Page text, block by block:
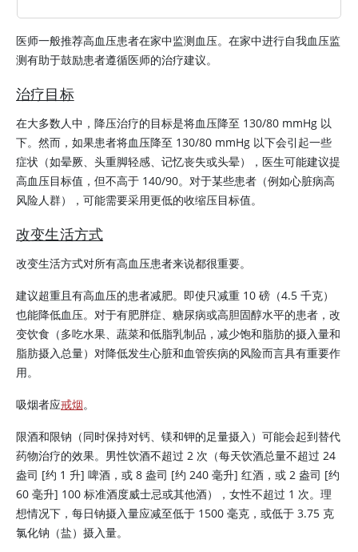
医师一般推荐高血压患者在家中监测血压。在家中进行自我血压监
测有助于鼓励患者遵循医师的治疗建议。
治疗目标
在大多数人中，降压治疗的目标是将血压降至 130/80 mmHg 以
下。然而，如果患者将血压降至 130/80 mmHg 以下会引起一些
症状（如晕厥、头重脚轻感、记忆丧失或头晕），医生可能建议提
高血压目标值，但不高于 140/90。对于某些患者（例如心脏病高
风险人群），可能需要采用更低的收缩压目标值。
改变生活方式
改变生活方式对所有高血压患者来说都很重要。
建议超重且有高血压的患者减肥。即使只减重 10 磅（4.5 千克）
也能降低血压。对于有肥胖症、糖尿病或高胆固醇水平的患者，改
变饮食（多吃水果、蔬菜和低脂乳制品，减少饱和脂肪的摄入量和
脂肪摄入总量）对降低发生心脏和血管疾病的风险而言具有重要作
用。
吸烟者应戒烟。
限酒和限钠（同时保持对钙、镁和钾的足量摄入）可能会起到替代
药物治疗的效果。男性饮酒不超过 2 次（每天饮酒总量不超过 24
盎司 [约 1 升] 啤酒，或 8 盎司 [约 240 毫升] 红酒，或 2 盎司 [约
60 毫升] 100 标准酒度威士忌或其他酒），女性不超过 1 次。理
想情况下，每日钠摄入量应减至低于 1500 毫克，或低于 3.75 克
氯化钠 （盐）摄入量。